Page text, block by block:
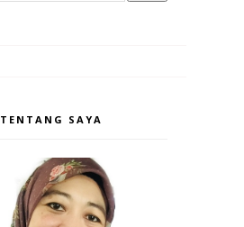
TENTANG SAYA